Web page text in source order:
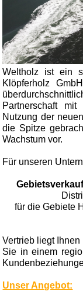
Weltholz ist ein
Klöpferholz
Partnerschaft
Nutzung der
die Spitze
Wachstum vor.
Für unseren
für die Gebiete
Vertrieb liegt
Sie in einem
Unser Angebot: